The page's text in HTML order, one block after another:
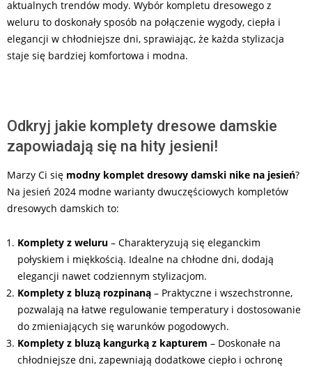
aktualnych trendów mody. Wybór kompletu dresowego z
weluru to doskonały sposób na połączenie wygody, ciepła i
elegancji w chłodniejsze dni, sprawiając, że każda stylizacja
staje się bardziej komfortowa i modna.
Odkryj jakie komplety dresowe damskie
zapowiadają się na hity jesieni!
Marzy Ci się modny komplet dresowy damski nike na jesień?
Na jesień 2024 modne warianty dwuczęściowych kompletów
dresowych damskich to:
Komplety z weluru – Charakteryzują się eleganckim
połyskiem i miękkością. Idealne na chłodne dni, dodają
elegancji nawet codziennym stylizacjom.
Komplety z bluzą rozpinaną – Praktyczne i wszechstronne,
pozwalają na łatwe regulowanie temperatury i dostosowanie
do zmieniających się warunków pogodowych.
Komplety z bluzą kangurką z kapturem – Doskonałe na
chłodniejsze dni, zapewniają dodatkowe ciepło i ochronę